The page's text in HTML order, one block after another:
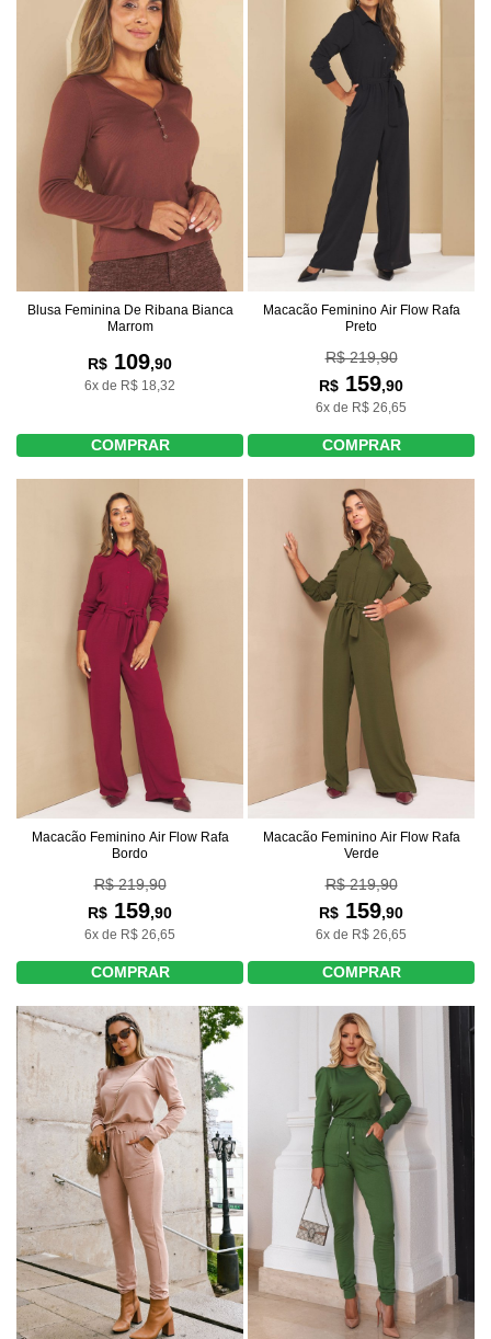
Blusa Feminina De Ribana Bianca
Marrom
R$ 109,90
6x de R$ 18,32
COMPRAR
Macacão Feminino Air Flow Rafa
Preto
R$ 219,90
R$ 159,90
6x de R$ 26,65
COMPRAR
Macacão Feminino Air Flow Rafa
Bordo
R$ 219,90
R$ 159,90
6x de R$ 26,65
COMPRAR
Macacão Feminino Air Flow Rafa
Verde
R$ 219,90
R$ 159,90
6x de R$ 26,65
COMPRAR